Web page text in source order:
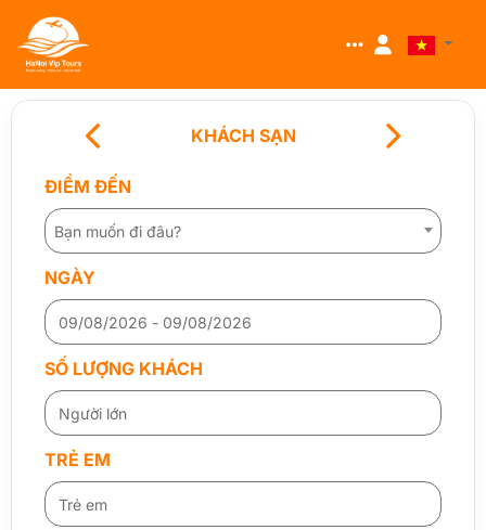
KHÁCH SẠN
ĐIỂM ĐẾN
Bạn muốn đi đâu?
NGÀY
SỐ LƯỢNG KHÁCH
TRẺ EM